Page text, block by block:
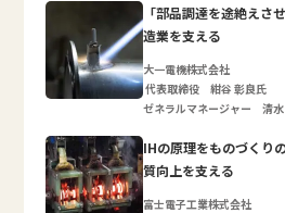
「部品調達を途絶えさ
造業を支える
大一電機株式会社
代表取締役 紺谷 彰良氏
ゼネラルマネージャー 清水
IHの原理をものづくり
質向上を支える
富士電子工業株式会社